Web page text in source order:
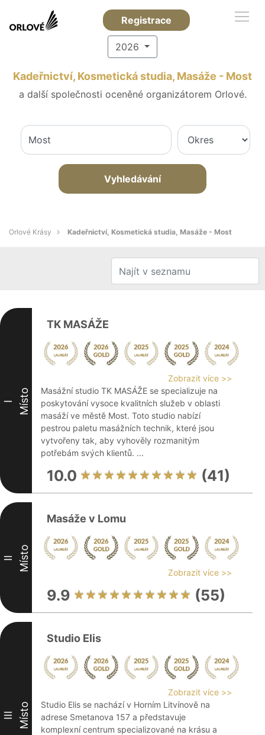
Registrace
2026
Kadeřnictví, Kosmetická studia, Masáže - Most
a další společnosti oceněné organizátorem Orlové.
Vyhledávání
Orlové Krásy Kadeřnictví, Kosmetická studia, Masáže - Most
I Místo
TK MASÁŽE
Zobrazit více >>
Masážní studio TK MASÁŽE se specializuje na
poskytování vysoce kvalitních služeb v oblasti
masáží ve městě Most. Toto studio nabízí
pestrou paletu masážních technik, které jsou
vytvořeny tak, aby vyhověly rozmanitým
potřebám svých klientů. ...
10.0 (41)
II Místo
Masáže v Lomu
Zobrazit více >>
9.9 (55)
III Místo
Studio Elis
Zobrazit více >>
Studio Elis se nachází v Horním Litvínově na
adrese Smetanova 157 a představuje
komplexní centrum specializované na krásu a